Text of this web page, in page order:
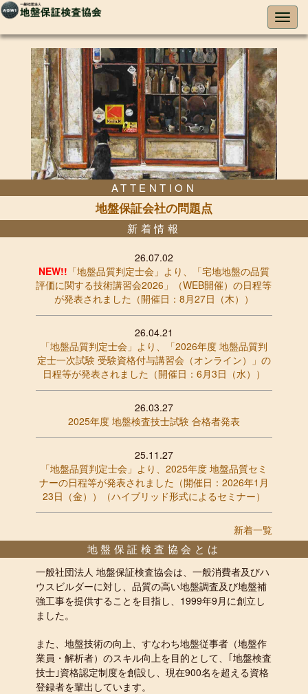
新着情報
26.07.02
NEW!! 「地盤品質判定士会」より、「宅地地盤の品質
評価に関する技術講習会2026」（WEB開催）の日程等
が発表されました（開催日：8月27日（木））
26.04.21
「地盤品質判定士会」より、「2026年度 地盤品質判
定士一次試験 受験資格付与講習会（オンライン）」の
日程等が発表されました（開催日：6月3日（水））
26.03.27
2025年度 地盤検査技士試験 合格者発表
25.11.27
「地盤品質判定士会」より、2025年度 地盤品質セミ
ナーの日程等が発表されました（開催日：2026年1月
23日（金））（ハイブリッド形式によるセミナー）
新着一覧
地盤保証検査協会とは
一般社団法人 地盤保証検査協会は、一般消費者及びハ
ウスビルダーに対し、品質の高い地盤調査及び地盤補
強工事を提供することを目指し、1999年9月に創立し
ました。
また、地盤技術の向上、すなわち地盤従事者（地盤作
業員・解析者）のスキル向上を目的として、｢地盤検査
技士｣資格認定制度を創設し、現在900名を超える資格
登録者を輩出しています。
ATTENTION
地盤保証会社の問題点